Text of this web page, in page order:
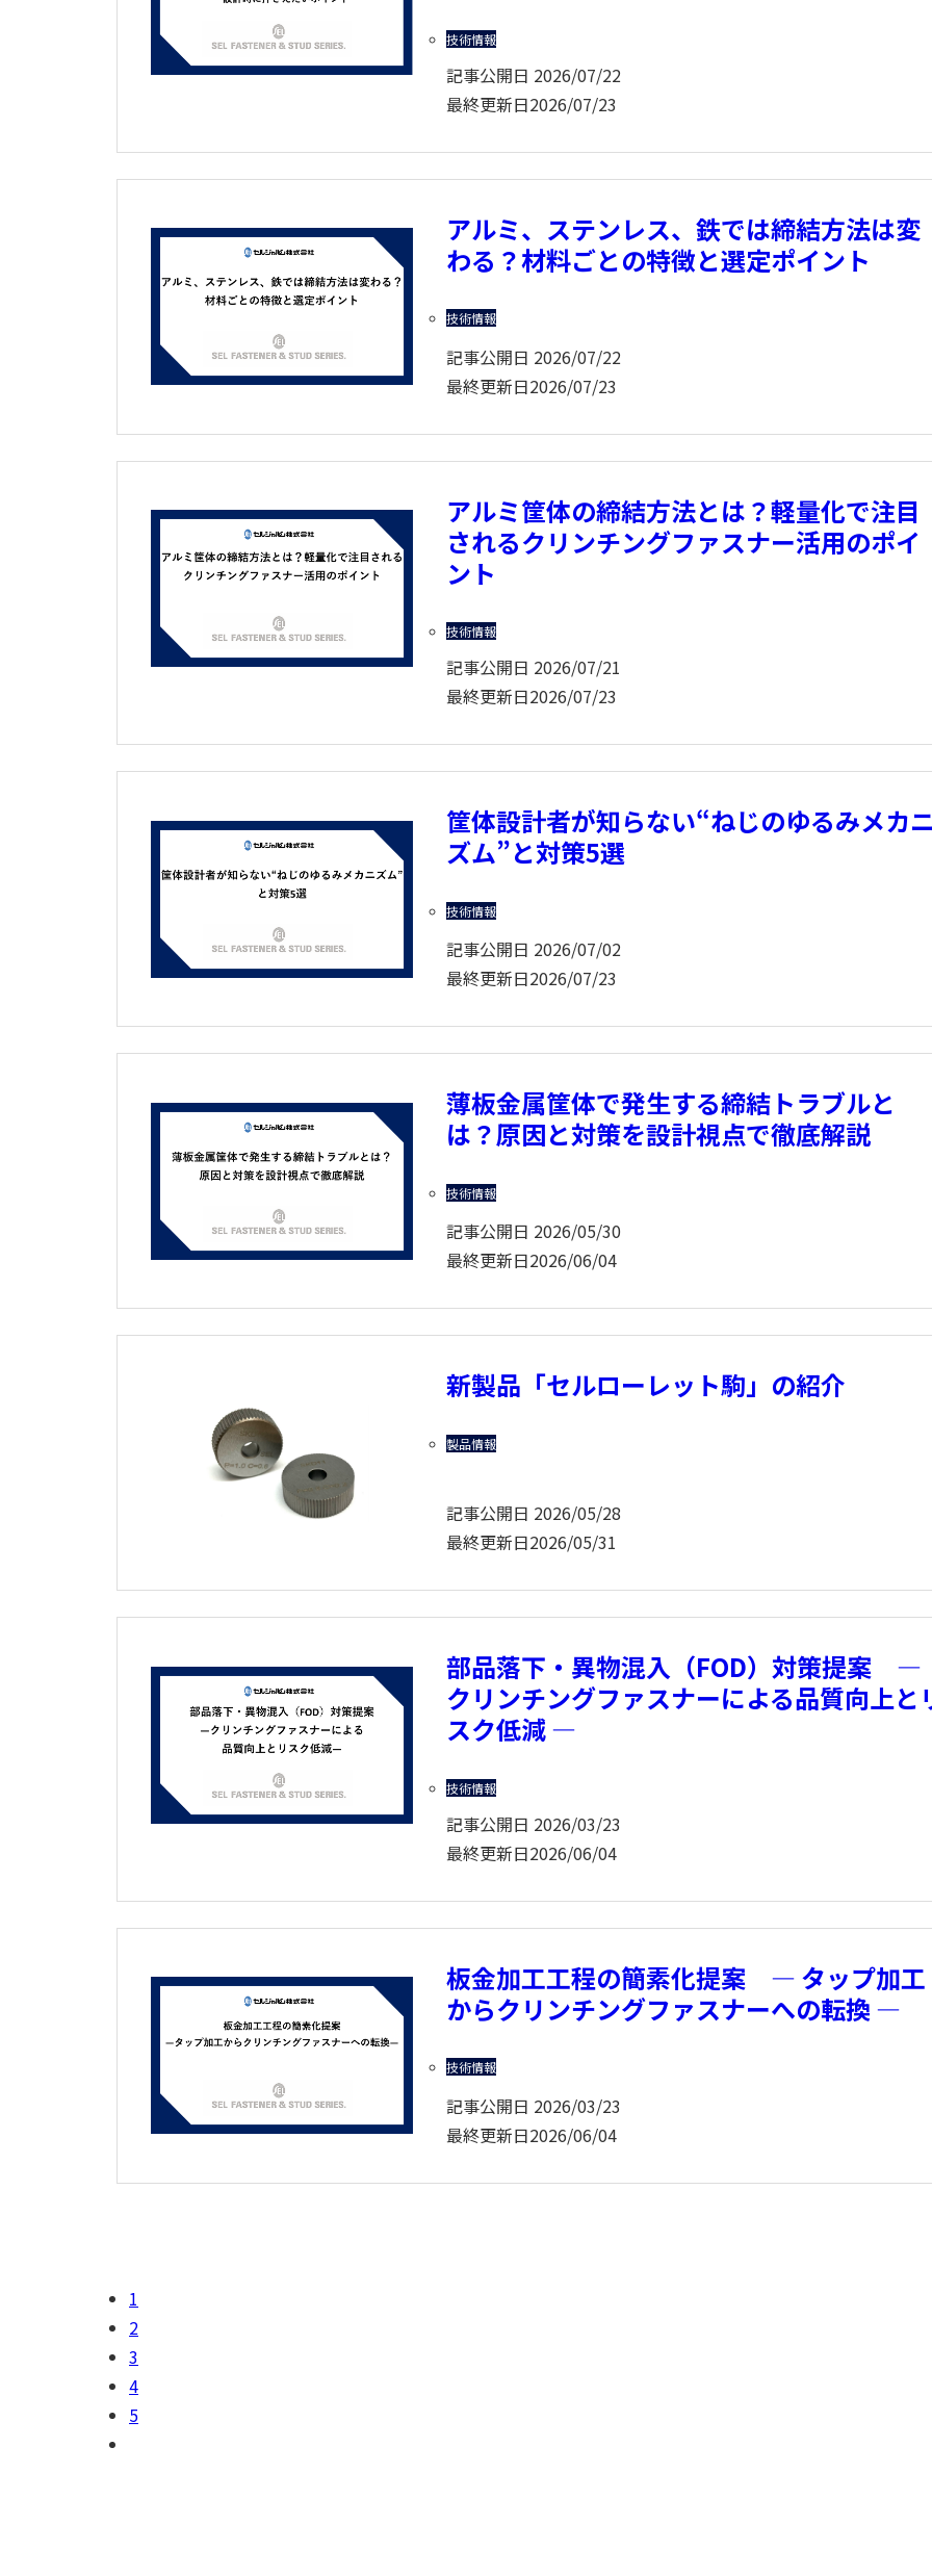
技術情報
記事公開日 2026/07/22
最終更新日2026/07/23
アルミ、ステンレス、鉄では締結方法は変
わる？材料ごとの特徴と選定ポイント
技術情報
記事公開日 2026/07/22
最終更新日2026/07/23
アルミ筐体の締結方法とは？軽量化で注目
されるクリンチングファスナー活用のポイ
ント
技術情報
記事公開日 2026/07/21
最終更新日2026/07/23
筐体設計者が知らない“ねじのゆるみメカ
ズム”と対策5選
技術情報
記事公開日 2026/07/02
最終更新日2026/07/23
薄板金属筐体で発生する締結トラブルと
は？原因と対策を設計視点で徹底解説
技術情報
記事公開日 2026/05/30
最終更新日2026/06/04
新製品「セルローレット駒」の紹介
製品情報
記事公開日 2026/05/28
最終更新日2026/05/31
部品落下・異物混入（FOD）対策提案 ―
クリンチングファスナーによる品質向上と
スク低減 ―
技術情報
記事公開日 2026/03/23
最終更新日2026/06/04
板金加工工程の簡素化提案 ― タップ加工
からクリンチングファスナーへの転換 ―
技術情報
記事公開日 2026/03/23
最終更新日2026/06/04
1
2
3
4
5